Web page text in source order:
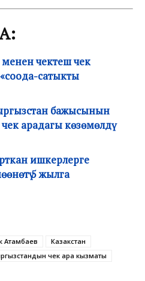
чектеш чек
сатыкты
бажысынын
арадагы көзөмөлдү
ишкерлерге
5 жылга
Атамбаев
Казакстан
чек ара кызматы